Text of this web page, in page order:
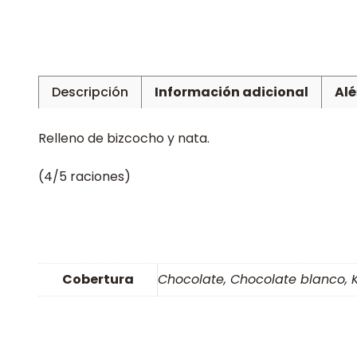
Descripción Información adicional
Relleno de bizcocho y nata.
(4/5 raciones)
Cobertura Chocolate, Chocolate blanco,